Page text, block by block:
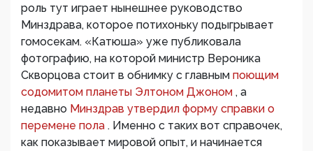
роль тут играет нынешнее руководство
Минздрава, которое потихоньку подыгрывает
гомосекам. «Катюша» уже публиковала
фотографию, на которой министр Вероника
Скворцова стоит в обнимку с главным поющим
содомитом планеты Элтоном Джоном , а
недавно Минздрав утвердил форму справки о
перемене пола . Именно с таких вот справочек,
как показывает мировой опыт, и начинается